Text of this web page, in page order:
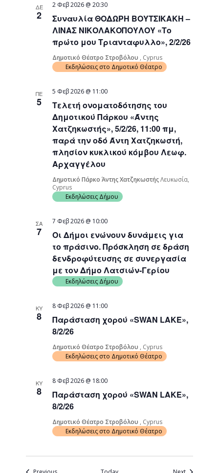
ΔΕ
2
Συναυλία ΘΟΔΩΡΗ ΒΟΥΤΣΙΚΑΚΗ –
ΛΙΝΑΣ ΝΙΚΟΛΑΚΟΠΟΥΛΟΥ «Το
πρώτο μου Τριανταφυλλο», 2/2/26
2 Φεβ 2026 @ 20:30
Δημοτικό Θέατρο Στροβόλου , Cyprus
Εκδηλώσεις στο Δημοτικό Θέατρο
ΠΕ
5
Τελετή ονοματοδότησης του
Δημοτικού Πάρκου «Άντης
Χατζηκωστής», 5/2/26, 11:00 πμ,
παρά την οδό Άντη Χατζηκωστή,
πλησίον κυκλικού κόμβου Λεωφ.
Αρχαγγέλου
5 Φεβ 2026 @ 11:00
Δημοτικό Πάρκο Άντης ΧατζηκωστήςΛευκωσία,
Cyprus
Εκδηλώσεις Δήμου
ΣΑ
7
Οι Δήμοι ενώνουν δυνάμεις για
το πράσινο. Πρόσκληση σε δράση
δενδροφύτευσης σε συνεργασία
με τον Δήμο Λατσιών-Γερίου
7 Φεβ 2026 @ 10:00
Εκδηλώσεις Δήμου
ΚΥ
8
Παράσταση χορού «SWAN LAKE»,
8/2/26
8 Φεβ 2026 @ 11:00
Δημοτικό Θέατρο Στροβόλου , Cyprus
Εκδηλώσεις στο Δημοτικό Θέατρο
ΚΥ
8
Παράσταση χορού «SWAN LAKE»,
8/2/26
8 Φεβ 2026 @ 18:00
Δημοτικό Θέατρο Στροβόλου , Cyprus
Εκδηλώσεις στο Δημοτικό Θέατρο
Events Events